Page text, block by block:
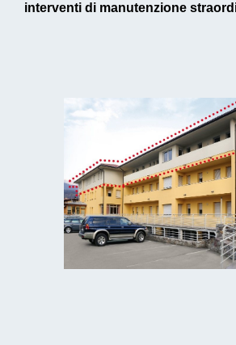
interventi di manutenzione